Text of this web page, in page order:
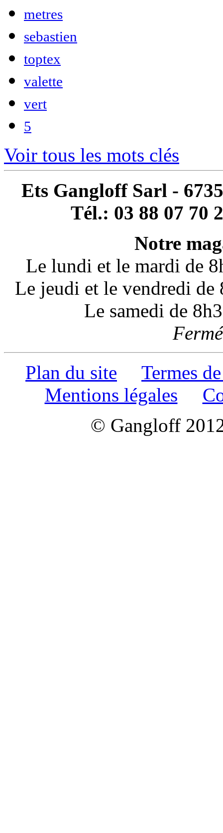
metres
sebastien
toptex
valette
vert
5
Voir tous les mots clés
Ets Gangloff Sarl -
Tél.: 03 88 07 70
Notre
Le lundi et le mardi de
Le jeudi et le vendredi de
Le samedi de
Plan du site
Termes
Mentions légales
© Gangloff